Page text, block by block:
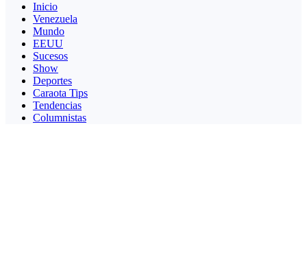
Inicio
Venezuela
Mundo
EEUU
Sucesos
Show
Deportes
Caraota Tips
Tendencias
Columnistas